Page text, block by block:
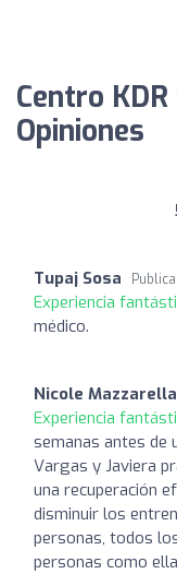
Centro
Opiniones
Tupaj Sosa
Experiencia
médico.
Nicole Mazzarella
Experiencia
semanas antes de
Vargas y Javiera
una recuperación
disminuir los
personas, todos
personas como